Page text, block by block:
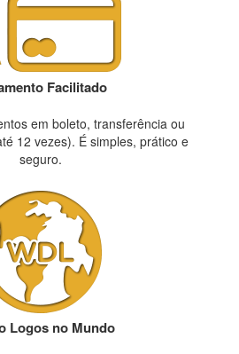
Facilitado
em boleto, transferência ou
12 vezes). É simples, prático e
seguro.
Logos no Mundo